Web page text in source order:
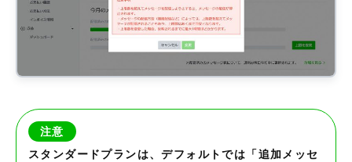
注意
スタンダードプランは、デフォルトでは「追加メッセ